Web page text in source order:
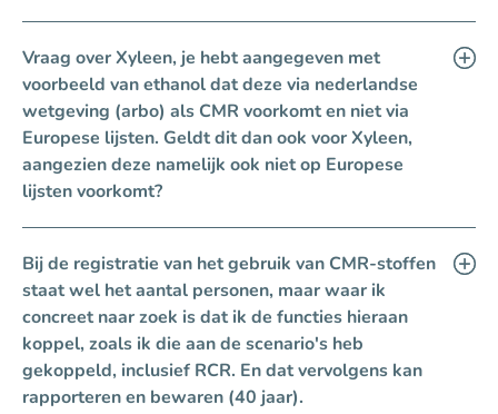
Vraag over Xyleen, je hebt aangegeven met
voorbeeld van ethanol dat deze via nederlandse
wetgeving (arbo) als CMR voorkomt en niet via
Europese lijsten. Geldt dit dan ook voor Xyleen,
aangezien deze namelijk ook niet op Europese
lijsten voorkomt?
Bij de registratie van het gebruik van CMR-stoffen
staat wel het aantal personen, maar waar ik
concreet naar zoek is dat ik de functies hieraan
koppel, zoals ik die aan de scenario's heb
gekoppeld, inclusief RCR. En dat vervolgens kan
rapporteren en bewaren (40 jaar).